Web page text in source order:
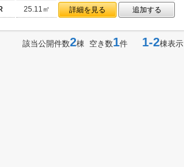
25.11㎡ 詳細を見る 追加する
該当公開件数2棟 空き数1件 1-2棟表示